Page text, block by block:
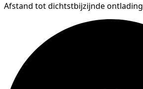
Afstand tot dichtstbijzijnde ontlading